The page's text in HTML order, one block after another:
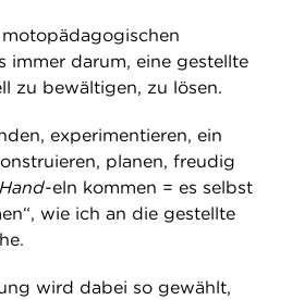
immer darum, eine gestellte
zu bewältigen, zu lösen.
experimentieren, ein
planen, freudig
Hand-eln kommen = es selbst
wie ich an die gestellte
wird dabei so gewählt,